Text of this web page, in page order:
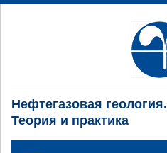
Нефтегазовая геология.
Теория и практика